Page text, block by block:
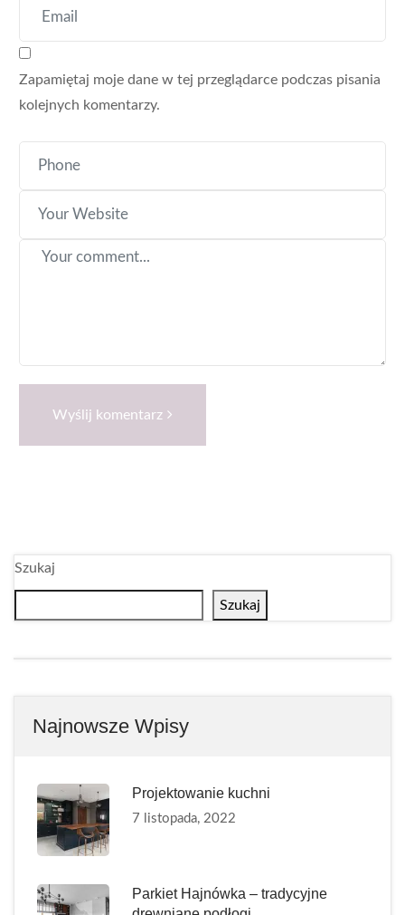
Zapamiętaj moje dane w tej przeglądarce podczas pisania
kolejnych komentarzy.
Wyślij komentarz
Szukaj
Szukaj
Najnowsze Wpisy
Projektowanie kuchni
7 listopada, 2022
Parkiet Hajnówka – tradycyjne